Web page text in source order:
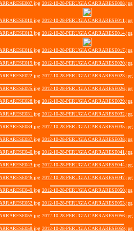
2012-10-28-PERUGIA CARRARESE008.jpg
2012-10-28-PERUGIA CARRARESE011.jpg
2012-10-28-PERUGIA CARRARESE014.jpg
2012-10-28-PERUGIA CARRARESE017.jpg
2012-10-28-PERUGIA CARRARESE020.jpg
2012-10-28-PERUGIA CARRARESE023.jpg
2012-10-28-PERUGIA CARRARESE026.jpg
2012-10-28-PERUGIA CARRARESE029.jpg
2012-10-28-PERUGIA CARRARESE032.jpg
2012-10-28-PERUGIA CARRARESE035.jpg
2012-10-28-PERUGIA CARRARESE038.jpg
2012-10-28-PERUGIA CARRARESE041.jpg
2012-10-28-PERUGIA CARRARESE044.jpg
2012-10-28-PERUGIA CARRARESE047.jpg
2012-10-28-PERUGIA CARRARESE050.jpg
2012-10-28-PERUGIA CARRARESE053.jpg
2012-10-28-PERUGIA CARRARESE056.jpg
2012-10-28-PERUGIA CARRARESE059.jpg